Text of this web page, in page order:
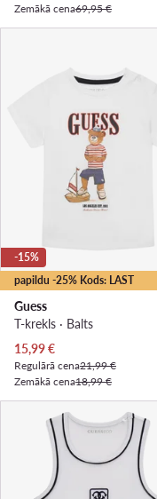
Zemākā cena69,95 €
papildu -25% Kods: LAST
-15%
Guess
T-krekls · Balts
Pašreizējā cena
15,99€
Regulārā cena21,99 €
Zemākā cena18,99 €